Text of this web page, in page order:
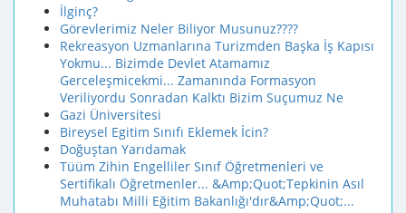
İlginç?
Görevlerimiz Neler Biliyor Musunuz????
Rekreasyon Uzmanlarına Turizmden Başka İş Kapısı
Yokmu... Bizimde Devlet Atamamız
Gerceleşmicekmi... Zamanında Formasyon
Veriliyordu Sonradan Kalktı Bizim Suçumuz Ne
Gazi Üniversitesi
Bireysel Egitim Sınıfı Eklemek İcin?
Doğuştan Yarıdamak
Tüüm Zihin Engelliler Sınıf Öğretmenleri ve
Sertifikalı Öğretmenler... &Amp;Quot;Tepkinin Asıl
Muhatabı Milli Eğitim Bakanlığı'dır&Amp;Quot;...